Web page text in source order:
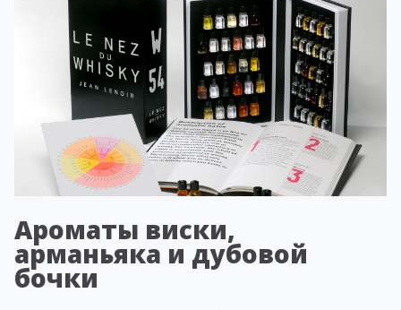
Ароматы виски,
арманьяка и дубовой
бочки